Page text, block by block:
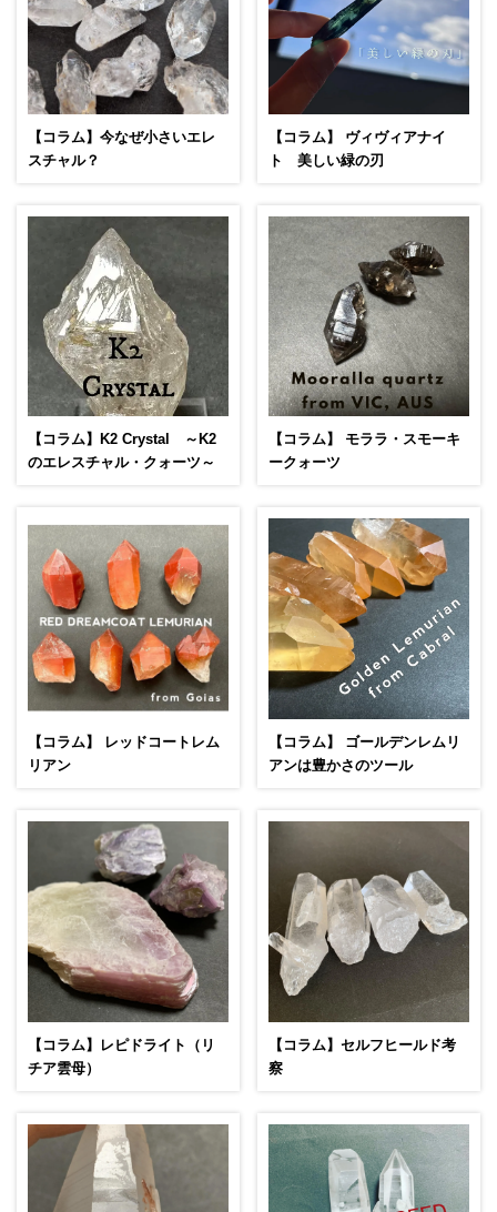
【コラム】今なぜ小さいエレ
スチャル？
【コラム】 ヴィヴィアナイ
ト 美しい緑の刃
【コラム】K2 Crystal ～K2
のエレスチャル・クォーツ～
【コラム】 モララ・スモーキ
ークォーツ
【コラム】 レッドコートレム
リアン
【コラム】 ゴールデンレムリ
アンは豊かさのツール
【コラム】レピドライト（リ
チア雲母）
【コラム】セルフヒールド考
察